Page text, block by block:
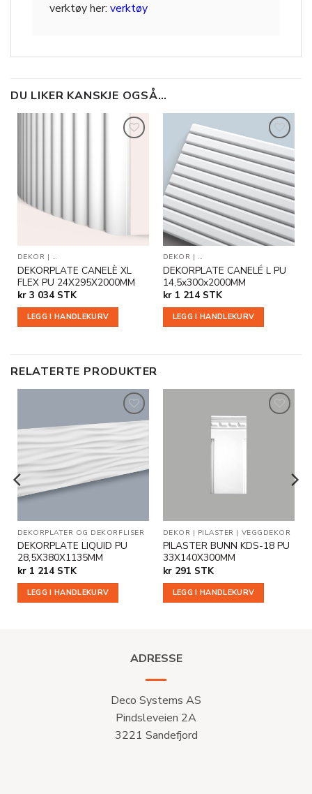
verktøy her: verktøy
DU LIKER KANSKJE OGSÅ…
DEKOR | DEKORPLATER OG DEKORFLISER|VEGGDEKOR
DEKORPLATE CANELÈ XL
FLEX PU 24X295X2000MM
kr3 034 STK
LEGG I HANDLEKURV
Legg til
ønskeliste
DEKOR | DEKORPLATER OG
DEKORPLATE CANELÉ L PU
14,5x300x2000MM
kr1 214 STK
LEGG I HANDLEKURV
RELATERTE PRODUKTER
Legg til
i
ønskeliste
DEKORPLATER OG DEKORFLISER VEGGDEKOR
DEKORPLATE LIQUID PU
28,5X380X1135MM
kr1 214 STK
LEGG I HANDLEKURV
DEKOR | PILASTER | VEGGDEKOR
PILASTER BUNN KDS-18 PU
33X140X300MM
kr291 STK
LEGG I HANDLEKURV
VEGGDEKOR
ADRESSE
Deco Systems AS
Pindsleveien 2A
3221 Sandefjord